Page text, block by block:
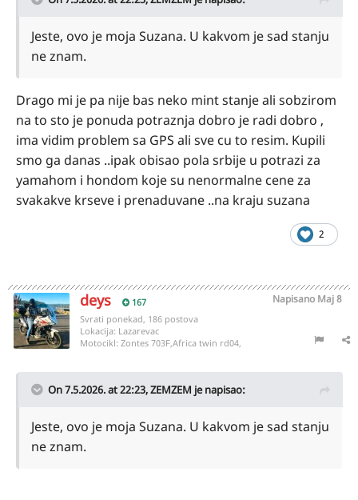
Jeste, ovo je moja Suzana. U kakvom je sad stanju
ne znam.
Drago mi je pa nije bas neko mint stanje ali sobzirom
na to sto je ponuda potraznja dobro je radi dobro ,
ima vidim problem sa GPS ali sve cu to resim. Kupili
smo ga danas ..ipak obisao pola srbije u potrazi za
yamahom i hondom koje su nenormalne cene za
svakakve krseve i prenaduvane ..na kraju suzana
2
deys 167 Napisano Maj 8
Svrati ponekad, 186 postova
Lokacija: Lazarevac
Motocikl: Zontes 703F,Africa twin rd04,
On 7.5.2026. at 22:23,ZEMZEM je napisao:
Jeste, ovo je moja Suzana. U kakvom je sad stanju
ne znam.